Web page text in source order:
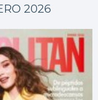
2026